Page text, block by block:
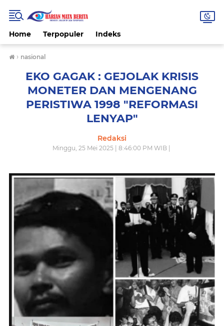
Home Terpopuler Indeks
› nasional
EKO GAGAK : GEJOLAK KRISIS
MONETER DAN MENGENANG
PERISTIWA 1998 "REFORMASI
LENYAP"
Redaksi
Minggu, 25 Mei 2025 | 8:46:00 PM WIB |